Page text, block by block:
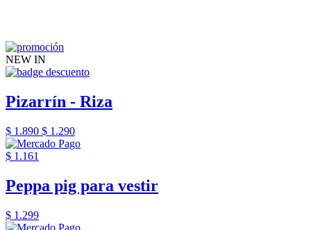
NEW IN
Pizarrín - Riza
$ 1.890 $ 1.290
$ 1.161
Peppa pig para vestir
$ 1.299